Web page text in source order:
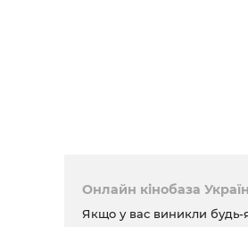
Онлайн кінобаза
Якщо у вас виникли будь-